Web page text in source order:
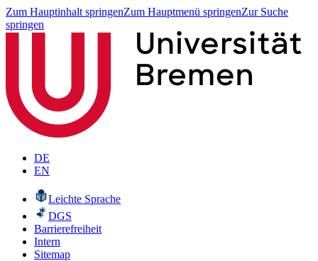
Zum Hauptinhalt springenZum Hauptmenü springenZur Suche
springen
DE
EN
Leichte Sprache
DGS
Barrierefreiheit
Intern
Sitemap